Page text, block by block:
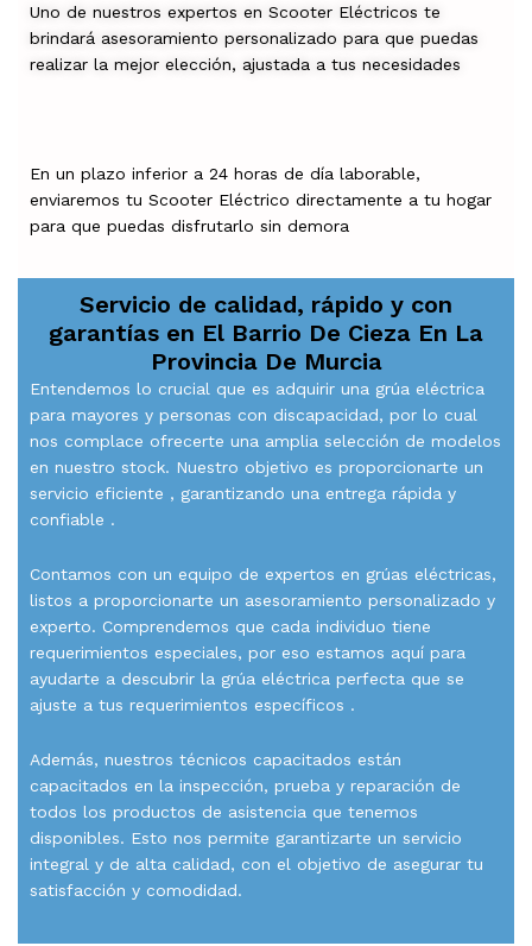
Uno de nuestros expertos en Scooter Eléctricos te
brindará asesoramiento personalizado para que puedas
realizar la mejor elección, ajustada a tus necesidades
En un plazo inferior a 24 horas de día laborable,
enviaremos tu Scooter Eléctrico directamente a tu hogar
para que puedas disfrutarlo sin demora
Servicio de calidad, rápido y con
garantías en El Barrio De Cieza En La
Provincia De Murcia
Entendemos lo crucial que es adquirir una grúa eléctrica
para mayores y personas con discapacidad, por lo cual
nos complace ofrecerte una amplia selección de modelos
en nuestro stock. Nuestro objetivo es proporcionarte un
servicio eficiente , garantizando una entrega rápida y
confiable .
Contamos con un equipo de expertos en grúas eléctricas,
listos a proporcionarte un asesoramiento personalizado y
experto. Comprendemos que cada individuo tiene
requerimientos especiales, por eso estamos aquí para
ayudarte a descubrir la grúa eléctrica perfecta que se
ajuste a tus requerimientos específicos .
Además, nuestros técnicos capacitados están
capacitados en la inspección, prueba y reparación de
todos los productos de asistencia que tenemos
disponibles. Esto nos permite garantizarte un servicio
integral y de alta calidad, con el objetivo de asegurar tu
satisfacción y comodidad.